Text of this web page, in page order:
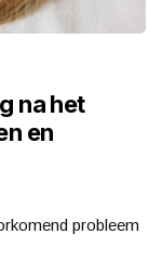
na het
en
probleem